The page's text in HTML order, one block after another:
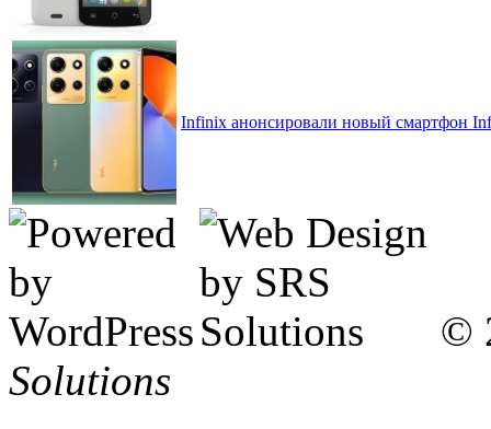
Infinix анонсировали новый смартфон
©
Solutions